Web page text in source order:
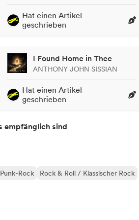
Hat einen Artikel
geschrieben
I Found Home in Thee
ANTHONY JOHN SISSIAN
Hat einen Artikel
geschrieben
empfänglich sind
Punk-Rock
Rock & Roll / Klassischer Rock